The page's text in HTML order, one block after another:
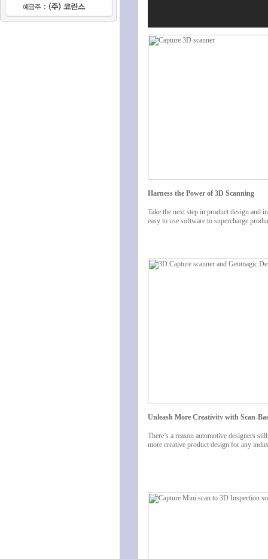
Harness the Power of 3D Scanning
Take the next step in product design and
easy to use software to supercharge
Unleash More Creativity with Scan-
There’s a reason automotive designers
more creative product design for any